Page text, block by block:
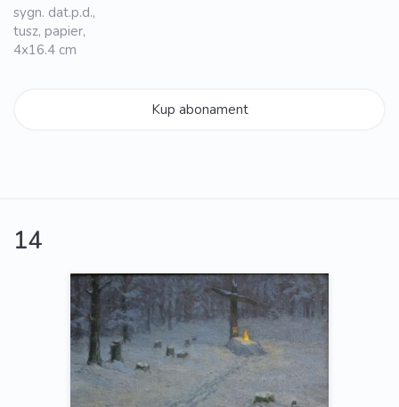
sygn. dat.p.d.,
tusz, papier,
4x16.4 cm
Kup abonament
14